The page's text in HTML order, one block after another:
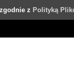
z Polityką